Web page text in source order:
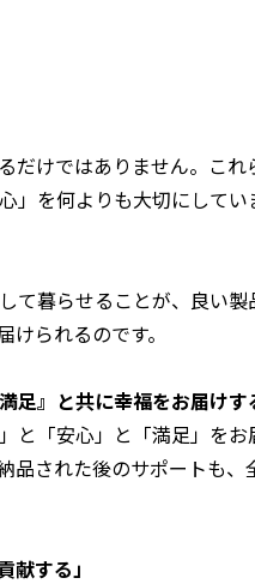
だけではありません。こ
を何よりも大切にしてい
て暮らせることが、良い
られるのです。
足』と共に幸福をお届けす
と「安心」と「満足」を
された後のサポートも
献する」